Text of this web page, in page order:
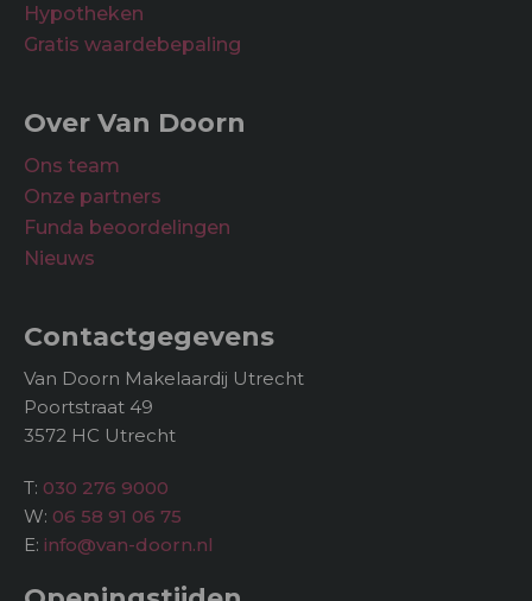
Hypotheken
Gratis waardebepaling
Over Van Doorn
Ons team
Onze partners
Funda beoordelingen
Nieuws
Contactgegevens
Van Doorn Makelaardij Utrecht
Poortstraat 49
3572 HC Utrecht
T: 030 276 9000
W: 06 58 91 06 75
E: info@van-doorn.nl